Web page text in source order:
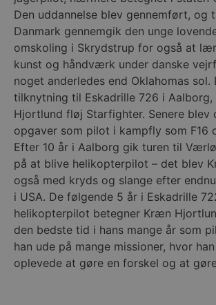
Den uddannelse blev gennemført, og
Danmark gennemgik den unge
omskoling i Skrydstrup for også at
kunst og håndværk under danske
noget anderledes end Oklahomas sol.
tilknytning til Eskadrille 726 i
Hjortlund fløj Starfighter. Senere blev
opgaver som pilot i kampfly som F16
Efter 10 år i Aalborg gik turen til
på at blive helikopterpilot – det blev
også med kryds og slange efter
i USA. De følgende 5 år i Eskadrille
helikopterpilot betegner Kræn
den bedste tid i hans mange år som
han ude på mange missioner, hvor
oplevede at gøre en forskel og at